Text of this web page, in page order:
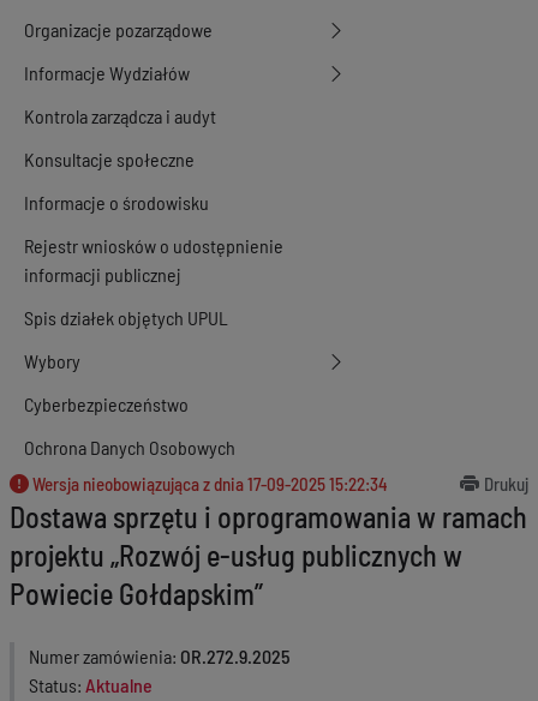
Organizacje pozarządowe
Informacje Wydziałów
Kontrola zarządcza i audyt
Konsultacje społeczne
Informacje o środowisku
Rejestr wniosków o udostępnienie
informacji publicznej
Spis działek objętych UPUL
Wybory
Cyberbezpieczeństwo
Ochrona Danych Osobowych
Wersja nieobowiązująca z dnia17-09-2025 15:22:34 Drukuj
Dostawa sprzętu i oprogramowania w ramach
projektu „Rozwój e-usług publicznych w
Powiecie Gołdapskim”
Numer zamówienia OR.272.9.2025
Status Aktualne